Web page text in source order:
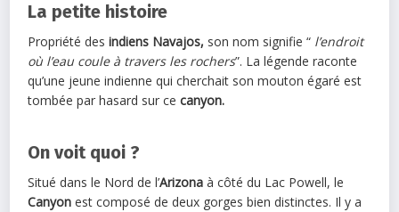
La petite histoire
Propriété desindiens Navajos, son nom signifie “ l’endroit
où l’eau coule à travers les rochers”. La légende raconte
qu’une jeune indienne qui cherchait son mouton égaré est
tombée par hasard sur cecanyon.
On voit quoi ?
Situé dans le Nord de l’Arizona à côté du Lac Powell, le
Canyon est composé de deux gorges bien distinctes. Il y a